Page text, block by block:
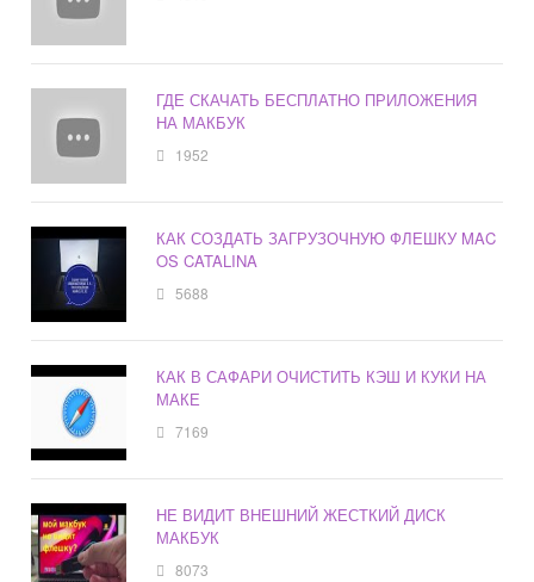
ГДЕ СКАЧАТЬ БЕСПЛАТНО ПРИЛОЖЕНИЯ
НА МАКБУК
1952
КАК СОЗДАТЬ ЗАГРУЗОЧНУЮ ФЛЕШКУ MAC
OS CATALINA
5688
КАК В САФАРИ ОЧИСТИТЬ КЭШ И КУКИ НА
МАКЕ
7169
НЕ ВИДИТ ВНЕШНИЙ ЖЕСТКИЙ ДИСК
МАКБУК
8073